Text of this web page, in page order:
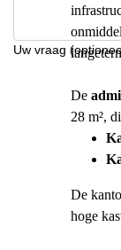
Uw vraag
De
28 m²,
De
hoge